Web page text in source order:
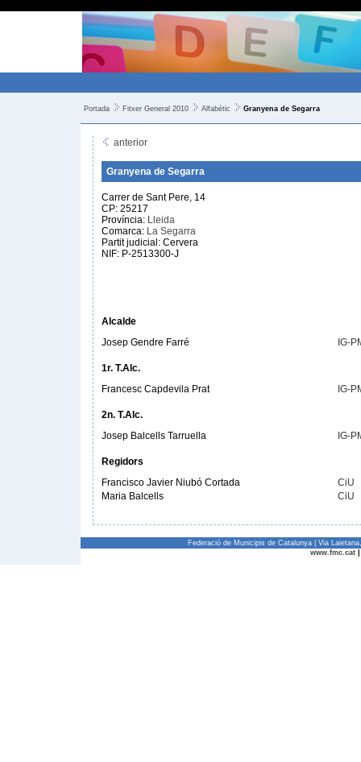
Portada Fitxer General 2010 Alfabètic Granyena de Segarra
anterior
Granyena de Segarra
Carrer de Sant Pere, 14
CP: 25217
Província: Lleida
Comarca: La Segarra
Partit judicial: Cervera
NIF: P-2513300-J
Alcalde
Josep Gendre Farré
IG-
1r. T.Alc.
Francesc Capdevila Prat
IG-
2n. T.Alc.
Josep Balcells Tarruella
IG-
Regidors
Francisco Javier Niubó Cortada
CiU
Maria Balcells
CiU
Federació de Municipis de Catalunya | Via
www.fmc.cat